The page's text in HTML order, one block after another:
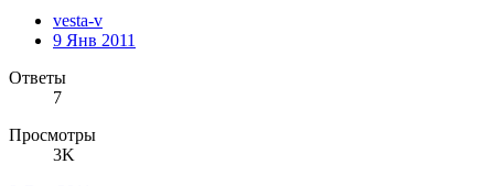
vesta-v
9 Янв 2011
Ответы
7
Просмотры
3K